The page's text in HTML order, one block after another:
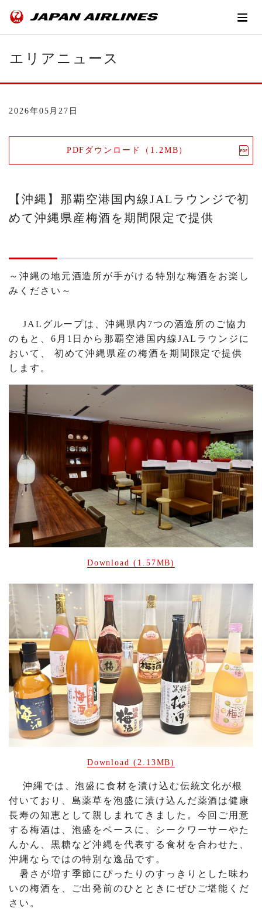
エリアニュース
2026年05月27日
PDFダウンロード（1.2MB）
【沖縄】那覇空港国内線JALラウンジで初
めて沖縄県産梅酒を期間限定で提供
～沖縄の地元酒造所が手がける特別な梅酒をお楽し
みください～
JALグループは、沖縄県内7つの酒造所のご協力
のもと、6月1日から那覇空港国内線JALラウンジに
おいて、 初めて沖縄県産の梅酒を期間限定で提供
します。
Download (1.57MB)
Download (2.13MB)
沖縄では、泡盛に食材を漬け込む伝統文化が根
付いており、島薬草を泡盛に漬け込んだ薬酒は健康
長寿の知恵として親しまれてきました。今回ご用意
する梅酒は、泡盛をベースに、シークワーサーやた
んかん、黒糖など沖縄を代表する食材を合わせた、
沖縄ならではの特別な逸品です。
暑さが増す季節にぴったりのすっきりとした味わ
いの梅酒を、ご出発前のひとときにぜひご堪能くだ
さい。